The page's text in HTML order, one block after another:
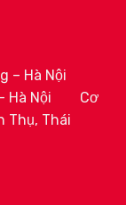
– Hà Nội
Hà Nội
Cơ
Thụ, Thái